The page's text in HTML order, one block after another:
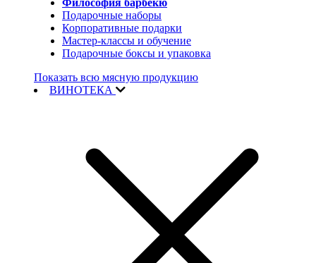
Философия барбекю
Подарочные наборы
Корпоративные подарки
Мастер-классы и обучение
Подарочные боксы и упаковка
Показать всю мясную продукцию
ВИНОТЕКА